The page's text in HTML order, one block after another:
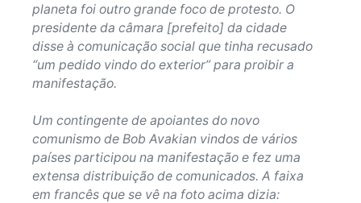
planeta foi outro grande foco de protesto. O
presidente da câmara [prefeito] da cidade
disse à comunicação social que tinha recusado
“um pedido vindo do exterior” para proibir a
manifestação.
Um contingente de apoiantes do novo
comunismo de Bob Avakian vindos de vários
países participou na manifestação e fez uma
extensa distribuição de comunicados. A faixa
em francês que se vê na foto acima dizia: